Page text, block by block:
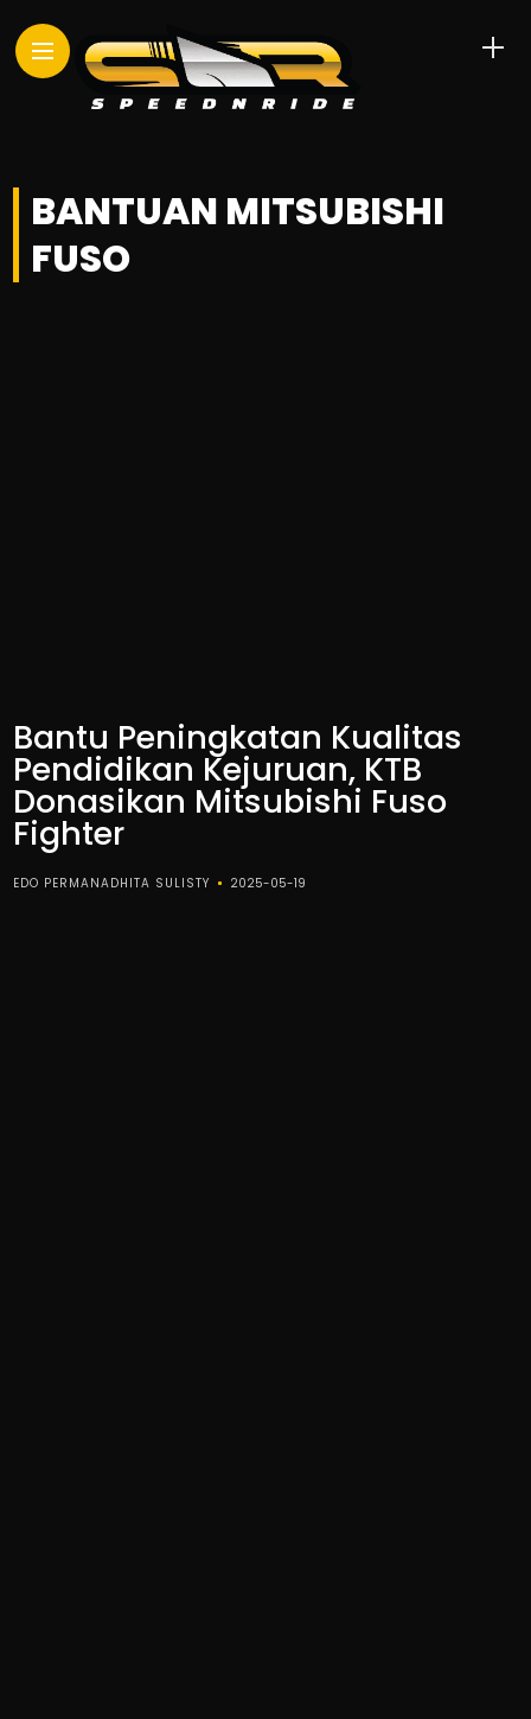
BANTUAN MITSUBISHI
FUSO
Bantu Peningkatan Kualitas
Pendidikan Kejuruan, KTB
Donasikan Mitsubishi Fuso
Fighter
EDO PERMANADHITA SULISTY 2025-05-19